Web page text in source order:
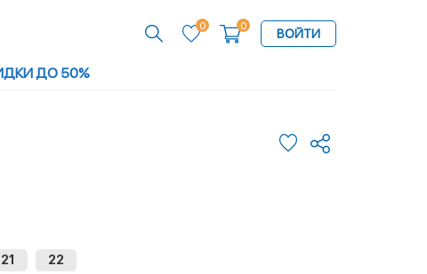
0 0
ВОЙТИ
ДО 50%
21 22